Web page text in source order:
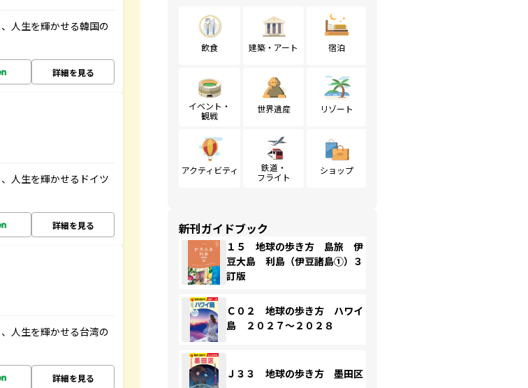
人生を輝かせる韓国の
詳細を見る
人生を輝かせるドイツ
詳細を見る
人生を輝かせる台湾の
詳細を見る
飲食 建築・アート 宿泊
イベント・
観戦
世界遺産 リゾート
アクティビティ
鉄道・
フライト
ショップ
新刊ガイドブック
１５ 地球の歩き方 島旅 伊
豆大島 利島（伊豆諸島①）３
訂版
Ｃ０２ 地球の歩き方 ハワイ
島 ２０２７～２０２８
Ｊ３３ 地球の歩き方 墨田区